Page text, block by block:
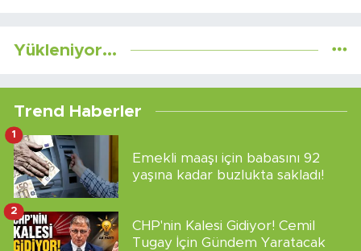
Yükleniyor...
Trend Haberler
Emekli maaşı için babasını 92
yaşına kadar buzlukta sakladı!
1
CHP'nin Kalesi Gidiyor! Cemil
Tugay İçin Gündem Yaratacak
2